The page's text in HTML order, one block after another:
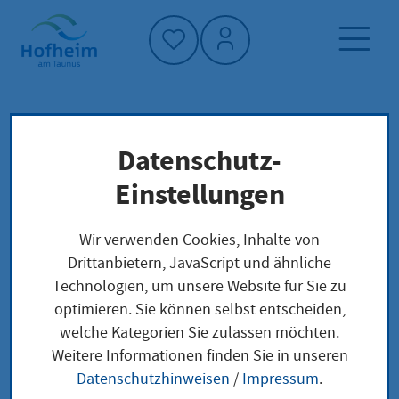
Startseite"
Dienstleistung-Finder
Lokale Anliegen
Abgeschlepptes Fahrzeug abholen
Abgeschlepptes
Fahrzeug abholen
Datenschutz-
Einstellungen
Wir verwenden Cookies, Inhalte von
Drittanbietern, JavaScript und ähnliche
Technologien, um unsere Website für Sie zu
optimieren. Sie können selbst entscheiden,
welche Kategorien Sie zulassen möchten.
Weitere Informationen finden Sie in unseren
Datenschutzhinweisen / Impressum.